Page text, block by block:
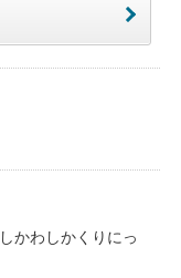
かわしかくりにっ